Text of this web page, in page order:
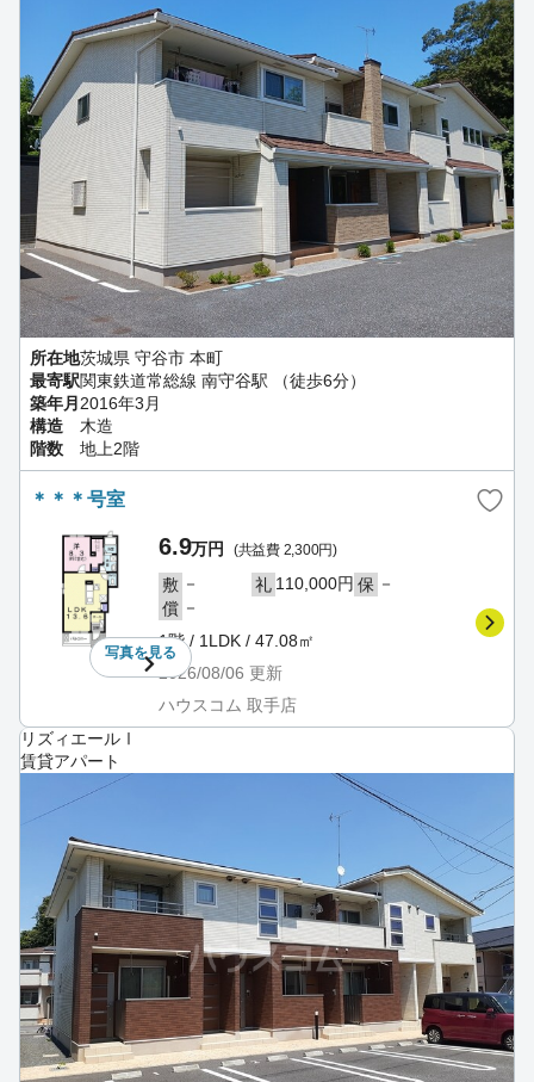
所在地茨城県 守谷市 本町
最寄駅関東鉄道常総線 南守谷駅 （徒歩6分）
築年月2016年3月
構造
木造
階数
地上2階
＊＊＊号室
写真を見る
6.9万円 (共益費 2,300円)
敷 － 礼 110,000円 保 －
償 －
1階 / 1LDK / 47.08㎡
2026/08/06 更新
ハウスコム 取手店
リズィエールⅠ
賃貸アパート